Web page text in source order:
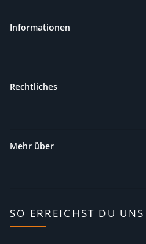
Informationen
Rechtliches
Mehr über
SO ERREICHST DU UNS